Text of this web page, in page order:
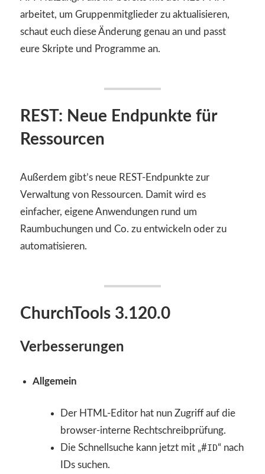
arbeitet, um Gruppenmitglieder zu aktualisieren,
schaut euch diese Änderung genau an und passt
eure Skripte und Programme an.
REST: Neue Endpunkte für
Ressourcen
Außerdem gibt’s neue REST-Endpunkte zur
Verwaltung von Ressourcen. Damit wird es
einfacher, eigene Anwendungen rund um
Raumbuchungen und Co. zu entwickeln oder zu
automatisieren.
ChurchTools 3.120.0
Verbesserungen
Allgemein
Der HTML-Editor hat nun Zugriff auf die
browser-interne Rechtschreibprüfung.
Die Schnellsuche kann jetzt mit „#ID“ nach
IDs suchen.